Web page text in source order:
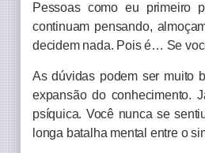
Pessoas como eu primeiro
continuam pensando,
decidem nada. Pois é… Se
As dúvidas podem ser muito
expansão do conhecimento.
psíquica. Você nunca se
longa batalha mental entre o